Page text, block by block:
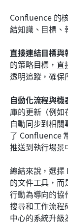
Confluence 的
結知識、目標、
直接連結目標與
的策略目標，
透明追蹤，確保
自動化流程與機
庫的更新（例如
自動同步到相
了 Confluence
推送到執行場景
總結來說，選
的文件工具，
行動為導向的協
搜尋和工作流程
中心的系統升級